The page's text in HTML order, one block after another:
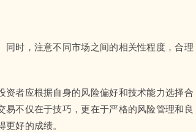
时，注意不同市场之间的相关性程度，合理
者应根据自身的风险偏好和技术能力选择合
不仅在于技巧，更在于严格的风险管理和良
好的成绩。